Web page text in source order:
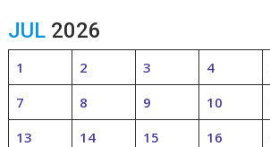
JUL 2026
1 2 3 4
7
8 9 10
13
14 15 16